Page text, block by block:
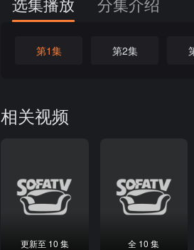
第1集 第2集
相关视频
更新至 10 集 全 10 集